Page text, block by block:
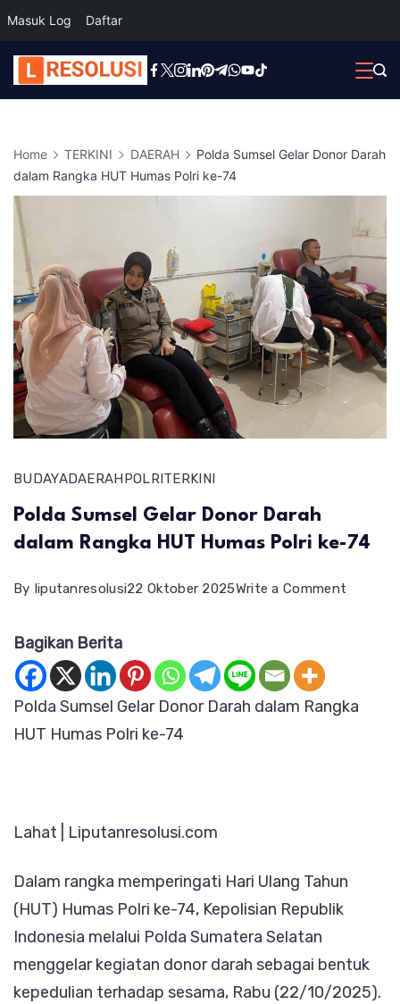
Masuk Log Daftar
Skip
to
Home TERKINI DAERAH
Polda Sumsel Gelar Donor Darah
dalam Rangka HUT Humas Polri ke-74
BUDAYADAERAHPOLRITERKINI
Polda Sumsel Gelar Donor Darah
dalam Rangka HUT Humas Polri ke-74
By liputanresolusi22 Oktober 2025Write a Comment
ke-
Bagikan Berita
Polda Sumsel Gelar Donor Darah dalam Rangka
HUT Humas Polri ke-74
Lahat | Liputanresolusi.com
Dalam rangka memperingati Hari Ulang Tahun
(HUT) Humas Polri ke-74, Kepolisian Republik
Indonesia melalui Polda Sumatera Selatan
menggelar kegiatan donor darah sebagai bentuk
kepedulian terhadap sesama, Rabu (22/10/2025).